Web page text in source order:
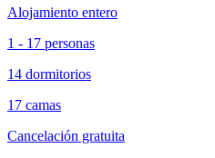
Alojamiento entero
1 - 17 personas
14 dormitorios
17 camas
Cancelación gratuita